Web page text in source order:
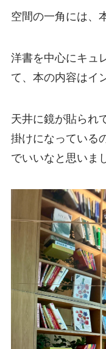
空間の一角には、
洋書を中心にキュ
て、本の内容はイ
天井に鏡が貼られ
掛けになっている
でいいなと思いま